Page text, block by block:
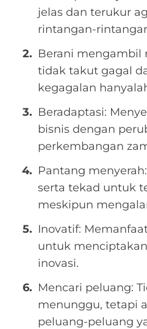
jelas dan terukur
rintangan-
Berani mengambil
tidak takut gagal
kegagalan
Beradaptasi:
bisnis dengan
perkembangan
Pantang
serta tekad untuk
meskipun
Inovatif:
untuk
inovasi.
Mencari peluang:
menunggu, tetapi
peluang-peluang